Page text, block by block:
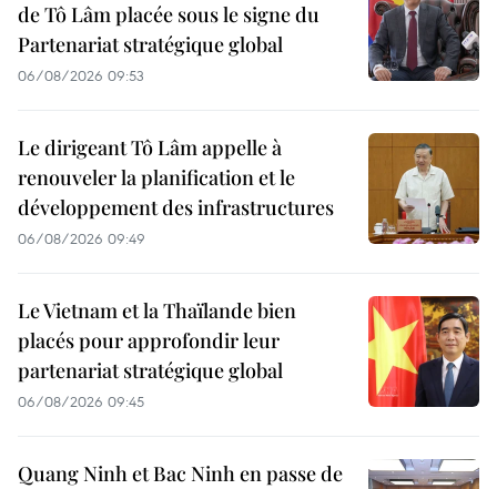
de Tô Lâm placée sous le signe du
Partenariat stratégique global
06/08/2026 09:53
Le dirigeant Tô Lâm appelle à
renouveler la planification et le
développement des infrastructures
06/08/2026 09:49
Le Vietnam et la Thaïlande bien
placés pour approfondir leur
partenariat stratégique global
06/08/2026 09:45
Quang Ninh et Bac Ninh en passe de